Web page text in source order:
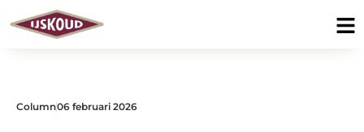
Column06 februari 2026